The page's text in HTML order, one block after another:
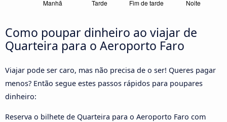
Como poupar dinheiro ao viajar de
Quarteira para o Aeroporto Faro
Viajar pode ser caro, mas não precisa de o ser! Queres pagar
menos? Então segue estes passos rápidos para poupares
dinheiro:
Reserva o bilhete de Quarteira para o Aeroporto Faro com